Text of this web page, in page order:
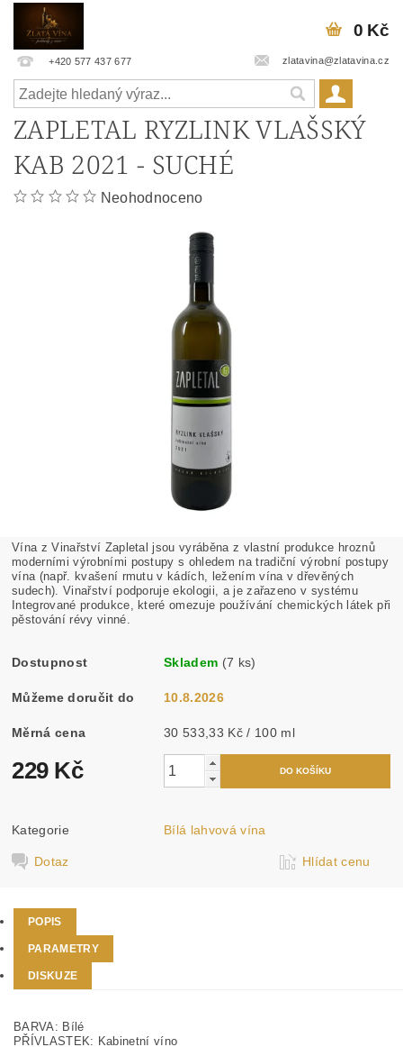
+420 577 437 677 zlatavina@zlatavina.cz
0 Kč
ZAPLETAL RYZLINK VLAŠSKÝ
KAB 2021 - SUCHÉ
Neohodnoceno
Vína z Vinařství Zapletal jsou vyráběna z vlastní produkce hroznů
moderními výrobními postupy s ohledem na tradiční výrobní postupy
vína (např. kvašení rmutu v kádích, ležením vína v dřevěných
sudech). Vinařství podporuje ekologii, a je zařazeno v systému
Integrované produkce, které omezuje používání chemických látek při
pěstování révy vinné.
Dostupnost Skladem (7 ks)
Můžeme doručit do 10.8.2026
Měrná cena 30 533,33 Kč / 100 ml
229 Kč
Kategorie Bílá lahvová vína
Dotaz Hlídat cenu
POPIS
PARAMETRY
DISKUZE
BARVA: Bílé
PŘÍVLASTEK: Kabinetní víno